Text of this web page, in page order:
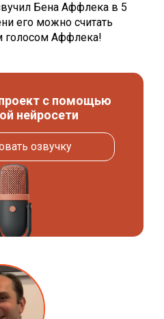
Бена Аффлека в 5
его можно считать
голосом Аффлека!
с помощью
нейросети
озвучку